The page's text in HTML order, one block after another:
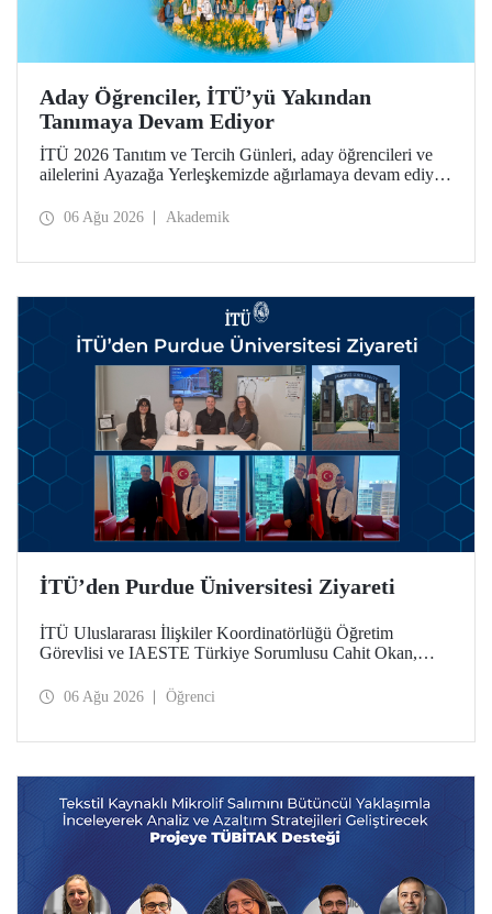
Aday Öğrenciler, İTÜ’yü Yakından
Tanımaya Devam Ediyor
İTÜ 2026 Tanıtım ve Tercih Günleri, aday öğrencileri ve
ailelerini Ayazağa Yerleşkemizde ağırlamaya devam ediyor.
ilgili fakülte ve birimler adaylara bilgi vermeye devam
06 Ağu 2026 Akademik
İTÜ’den Purdue Üniversitesi Ziyareti
İTÜ Uluslararası İlişkiler Koordinatörlüğü Öğretim
Görevlisi ve IAESTE Türkiye Sorumlusu Cahit Okan,
Temmuz tarihlerinde ABD’de dünyanın önde gelen
06 Ağu 2026 Öğrenci